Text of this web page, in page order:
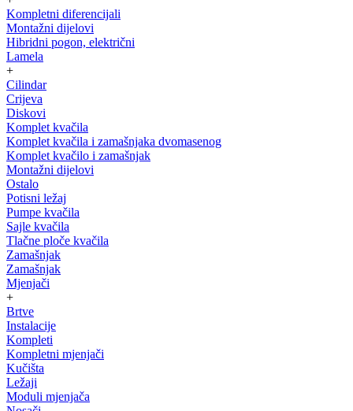
Kompletni diferencijali
Montažni dijelovi
Hibridni pogon, električni
Lamela
+
Cilindar
Crijeva
Diskovi
Komplet kvačila
Komplet kvačila i zamašnjaka dvomasenog
Komplet kvačilo i zamašnjak
Montažni dijelovi
Ostalo
Potisni ležaj
Pumpe kvačila
Sajle kvačila
Tlačne ploče kvačila
Zamašnjak
Zamašnjak
Mjenjači
+
Brtve
Instalacije
Kompleti
Kompletni mjenjači
Kučišta
Ležaji
Moduli mjenjača